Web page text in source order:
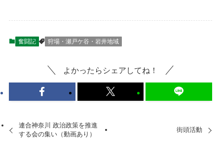
奮闘記 狩場・瀬戸ケ谷・岩井地域
よかったらシェアしてね！
連合神奈川 政治政策を推進
する会の集い（動画あり）
街頭活動